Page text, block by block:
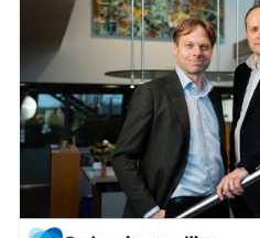
eläintenhoidosta CNC-
puhtauspalveluihin ja